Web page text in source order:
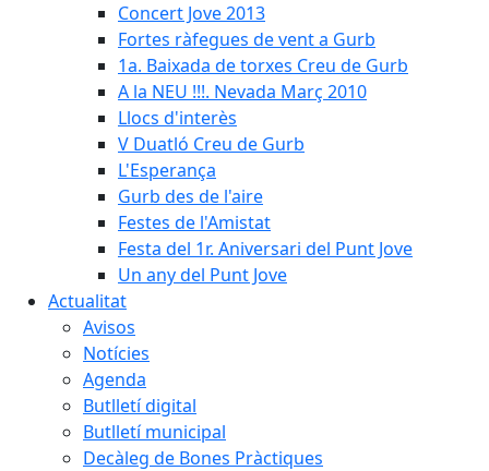
Concert Jove 2013
Fortes ràfegues de vent a Gurb
1a. Baixada de torxes Creu de Gurb
A la NEU !!!. Nevada Març 2010
Llocs d'interès
V Duatló Creu de Gurb
L'Esperança
Gurb des de l'aire
Festes de l'Amistat
Festa del 1r. Aniversari del Punt Jove
Un any del Punt Jove
Actualitat
Avisos
Notícies
Agenda
Butlletí digital
Butlletí municipal
Decàleg de Bones Pràctiques